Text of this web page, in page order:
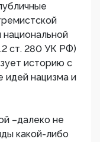
национальной
ст. 280 УК РФ)
историю с
идей нацизма и
–далеко не
какой-либо